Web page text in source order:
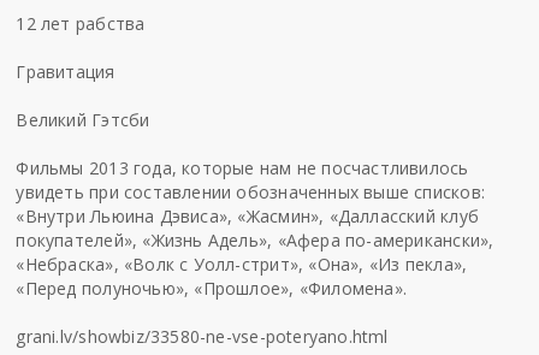
12 лет рабства
Гравитация
Великий Гэтсби
Фильмы 2013 года, которые нам не посчастливилось
увидеть при составлении обозначенных выше списков:
«Внутри Льюина Дэвиса», «Жасмин», «Далласский клуб
покупателей», «Жизнь Адель», «Афера по-американски»,
«Небраска», «Волк с Уолл-стрит», «Она», «Из пекла»,
«Перед полуночью», «Прошлое», «Филомена».
grani.lv/showbiz/33580-ne-vse-poteryano.html